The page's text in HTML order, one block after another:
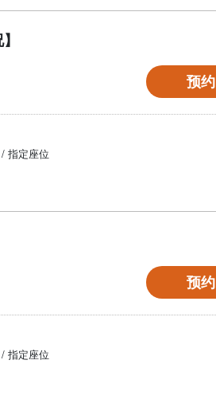
预约
指定座位
预约
指定座位